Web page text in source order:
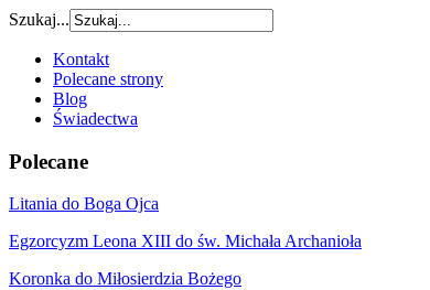
Szukaj...
Kontakt
Polecane strony
Blog
Świadectwa
Polecane
Litania do Boga Ojca
Egzorcyzm Leona XIII do św. Michała Archanioła
Koronka do Miłosierdzia Bożego